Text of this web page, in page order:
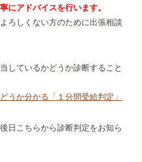
にアドバイスを行います。
ろしくない方のために出張相談
しているかどうか診断すること
うか分かる「１分間受給判定」
日こちらから診断判定をお知ら